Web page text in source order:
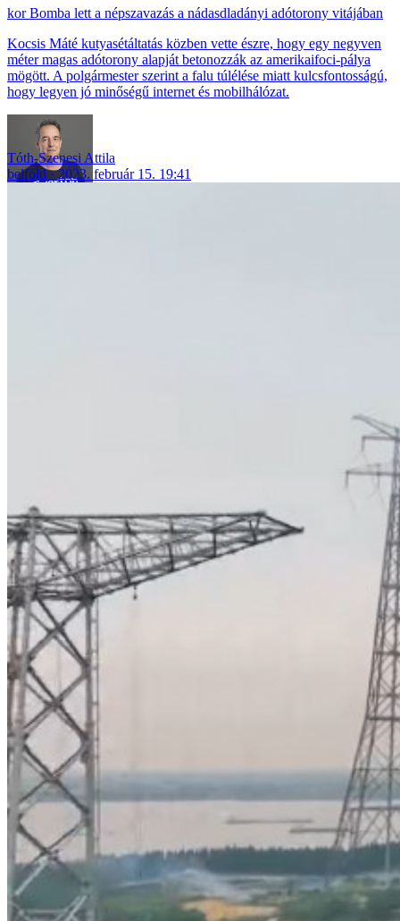
Bomba lett a népszavazás a nádasdladányi adótorony vitájában
Kocsis Máté kutyasétáltatás közben vette észre, hogy egy negyven
méter magas adótorony alapját betonozzák az amerikaifoci-pálya
mögött. A polgármester szerint a falu túlélése miatt kulcsfontosságú,
hogy legyen jó minőségű internet és mobilhálózat.
Tóth-Szenesi Attila
belföld
2023. február 15. 19:41